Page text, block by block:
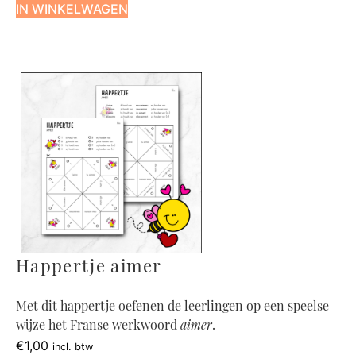
IN WINKELWAGEN
Happertje aimer
Met dit happertje oefenen de leerlingen op een speelse
wijze het Franse werkwoord aimer.
€1,00 incl. btw